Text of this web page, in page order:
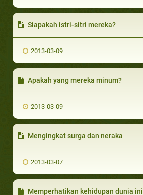
Siapakah istri-sitri mereka?
2013-03-09
Apakah yang mereka minum?
2013-03-09
Mengingkat surga dan neraka
2013-03-07
Memperhatikan kehidupan dunia ini